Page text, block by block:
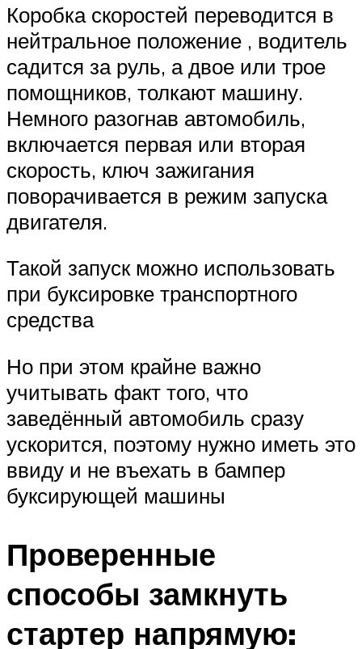
Коробка скоростей переводится в
нейтральное положение , водитель
садится за руль, а двое или трое
помощников, толкают машину.
Немного разогнав автомобиль,
включается первая или вторая
скорость, ключ зажигания
поворачивается в режим запуска
двигателя.
Такой запуск можно использовать
при буксировке транспортного
средства
Но при этом крайне важно
учитывать факт того, что
заведённый автомобиль сразу
ускорится, поэтому нужно иметь это
ввиду и не въехать в бампер
буксирующей машины
Проверенные
способы замкнуть
стартер напрямую: